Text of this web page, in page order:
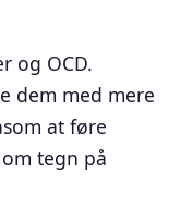
og OCD.
dem med mere
at føre
tegn på